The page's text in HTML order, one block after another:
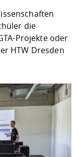
die
Projekte oder
HTW Dresden